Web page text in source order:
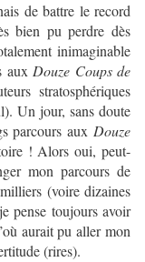
de battre le record
bien pu perdre dès
inimaginable
aux Douze Coups de
stratosphériques
Un jour, sans doute
parcours aux Douze
! Alors oui, peut-
mon parcours de
(voire dizaines
pense toujours avoir
aurait pu aller mon
(rires).